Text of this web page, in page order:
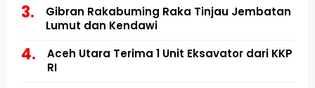
Gibran Rakabuming Raka Tinjau Jembatan
Lumut dan Kendawi
Aceh Utara Terima 1 Unit Eksavator dari KKP
RI